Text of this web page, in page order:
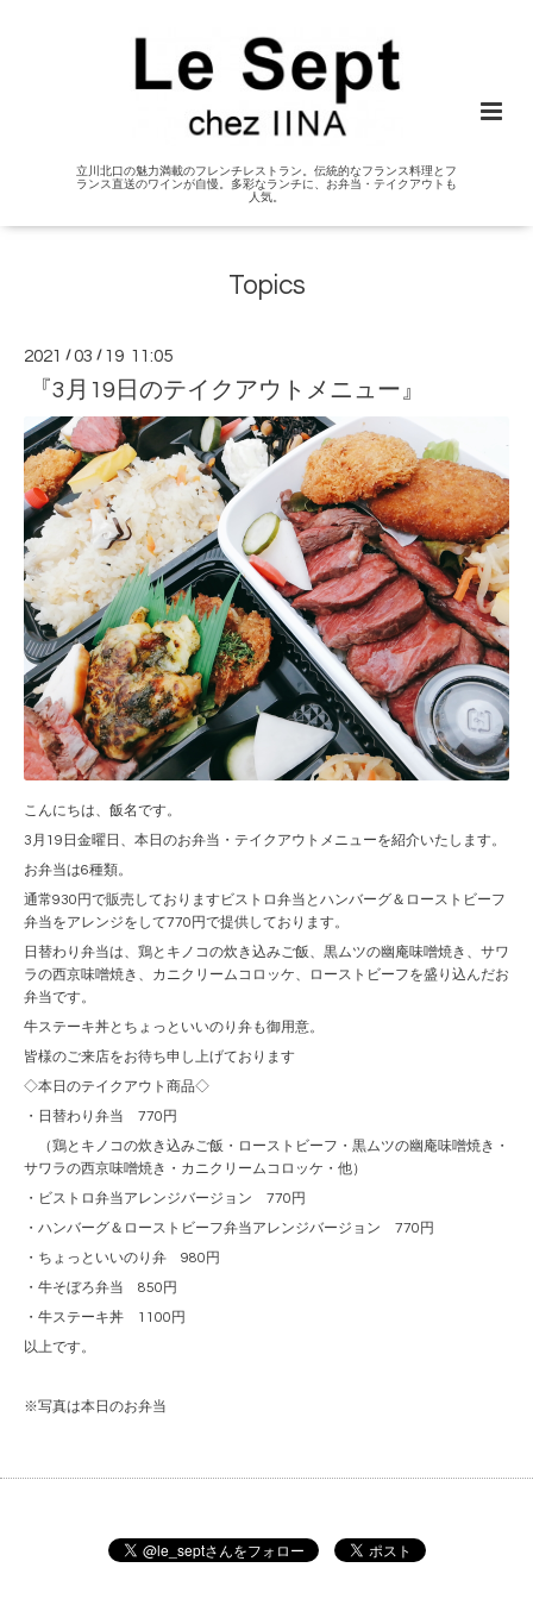
立川北口の魅力満載のフレンチレストラン。伝統的なフランス料理とフ
ランス直送のワインが自慢。多彩なランチに、お弁当・テイクアウトも
人気。
Topics
2021 /03 / 19 11:05
『3月19日のテイクアウトメニュー』
こんにちは、飯名です。
3月19日金曜日、本日のお弁当・テイクアウトメニューを紹介いたします。
お弁当は6種類。
通常930円で販売しておりますビストロ弁当とハンバーグ＆ローストビーフ
弁当をアレンジをして770円で提供しております。
日替わり弁当は、鶏とキノコの炊き込みご飯、黒ムツの幽庵味噌焼き、サワ
ラの西京味噌焼き、カニクリームコロッケ、ローストビーフを盛り込んだお
弁当です。
牛ステーキ丼とちょっといいのり弁も御用意。
皆様のご来店をお待ち申し上げております
◇本日のテイクアウト商品◇
・日替わり弁当 770円
（鶏とキノコの炊き込みご飯・ローストビーフ・黒ムツの幽庵味噌焼き・
サワラの西京味噌焼き・カニクリームコロッケ・他）
・ビストロ弁当アレンジバージョン 770円
・ハンバーグ＆ローストビーフ弁当アレンジバージョン 770円
・ちょっといいのり弁 980円
・牛そぼろ弁当 850円
・牛ステーキ丼 1100円
以上です。
※写真は本日のお弁当